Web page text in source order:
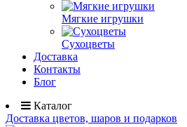
Мягкие игрушки
Сухоцветы
Доставка
Контакты
Блог
Каталог
Доставка цветов, шаров и подарков